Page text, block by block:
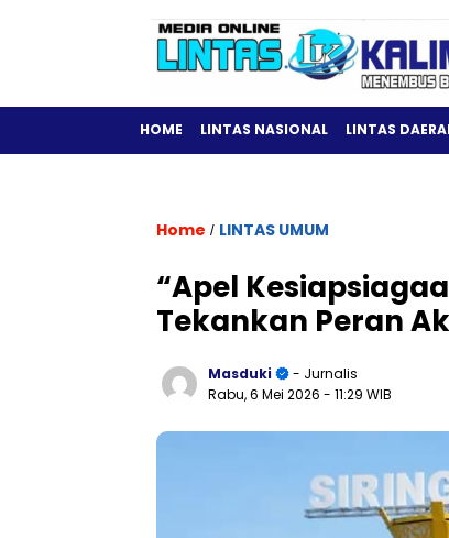
HOME LINTAS NASIONAL LINTAS
Home / LINTAS UMUM
“Apel
Tekankan Peran
Masduki
- Jurnalis
Rabu, 6 Mei 2026 - 11:29 WIB